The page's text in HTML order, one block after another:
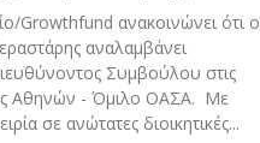
Growthfund ανακοινώνει ότι ο
αναλαμβάνει
Συμβούλου στις
Αθηνών - Όμιλο ΟΑΣΑ. Με
σε ανώτατες διοικητικές...